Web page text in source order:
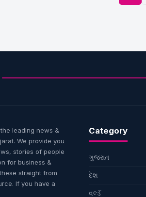
leading news &
We provide you
stories of people
for business &
straight from
If you have a
Category
ગુજરાત
દેશ
વર્લ્ડ